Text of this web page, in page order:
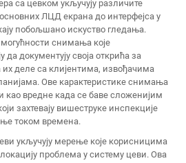
са цевком укључују различите
ЛЦД екрана до интерфејса у
побољшано искуство гледања.
снимања које
документују своја открића за
деле са клијентима, извођачима
Ове карактеристике снимања
као вредне када се баве сложенијим
захтевају вишеструке инспекције
током времена.
укључују мерење које корисницима
проблема у систему цеви. Ова